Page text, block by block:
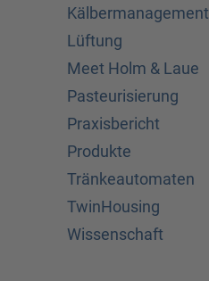
Kälbermanagement
Lüftung
Meet Holm & Laue
Pasteurisierung
Praxisbericht
Produkte
Tränkeautomaten
TwinHousing
Wissenschaft